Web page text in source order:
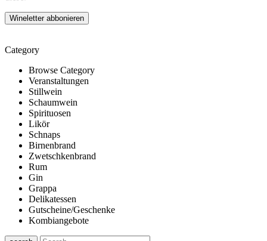
Category
Browse Category
Veranstaltungen
Stillwein
Schaumwein
Spirituosen
Likör
Schnaps
Birnenbrand
Zwetschkenbrand
Rum
Gin
Grappa
Delikatessen
Gutscheine/Geschenke
Kombiangebote